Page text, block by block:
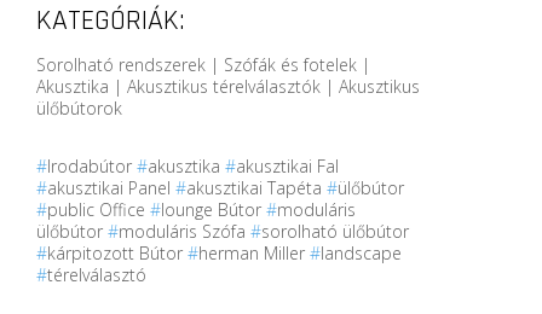
KATEGÓRIÁK:
Sorolható rendszerek | Szófák és fotelek |
Akusztika | Akusztikus térelválasztók | Akusztikus
ülőbútorok
#Irodabútor #akusztika #akusztikai Fal
#akusztikai Panel #akusztikai Tapéta #ülőbútor
#public Office #lounge Bútor #moduláris
ülőbútor #moduláris Szófa #sorolható ülőbútor
#kárpitozott Bútor #herman Miller #landscape
#térelválasztó